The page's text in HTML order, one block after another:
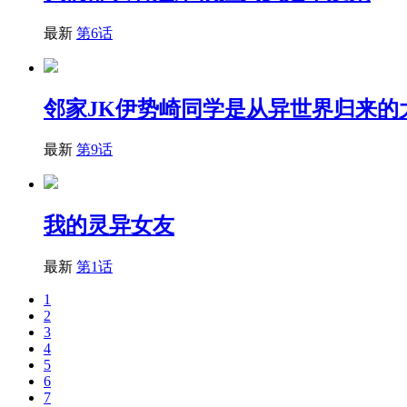
最新 第6话
邻家JK伊势崎同学是从异世界归来的
最新 第9话
我的灵异女友
最新 第1话
1
2
3
4
5
6
7